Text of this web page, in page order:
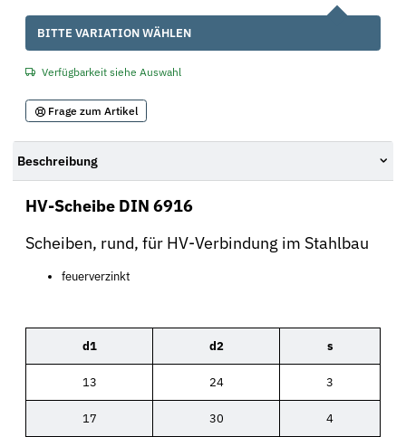
x
BITTE VARIATION WÄHLEN
Verfügbarkeit siehe Auswahl
Frage zum Artikel
Beschreibung
HV-Scheibe DIN 6916
Scheiben, rund, für HV-Verbindung im Stahlbau
feuerverzinkt
d1 d2 s
13 24 3
17 30 4